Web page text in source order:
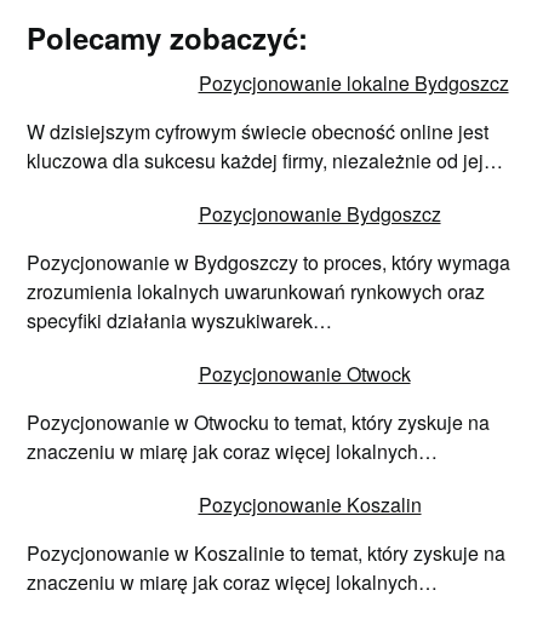
Polecamy zobaczyć:
Pozycjonowanie lokalne Bydgoszcz
W dzisiejszym cyfrowym świecie obecność online jest
kluczowa dla sukcesu każdej firmy, niezależnie od jej…
Pozycjonowanie Bydgoszcz
Pozycjonowanie w Bydgoszczy to proces, który wymaga
zrozumienia lokalnych uwarunkowań rynkowych oraz
specyfiki działania wyszukiwarek…
Pozycjonowanie Otwock
Pozycjonowanie w Otwocku to temat, który zyskuje na
znaczeniu w miarę jak coraz więcej lokalnych…
Pozycjonowanie Koszalin
Pozycjonowanie w Koszalinie to temat, który zyskuje na
znaczeniu w miarę jak coraz więcej lokalnych…